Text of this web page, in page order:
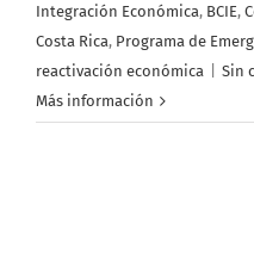
Integración Económica, BCIE,
Costa Rica, Programa de
reactivación económica
Sin
Más información